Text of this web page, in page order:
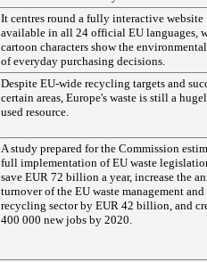
It centres round a fully interactive website
available in all 24 official EU languages,
cartoon characters show the
of everyday purchasing decisions.
Despite EU-wide recycling targets and
certain areas, Europe's waste is still a
used resource.
A study prepared for the Commission
full implementation of EU waste
save EUR 72 billion a year, increase the
turnover of the EU waste management and
recycling sector by EUR 42 billion, and
400 000 new jobs by 2020.